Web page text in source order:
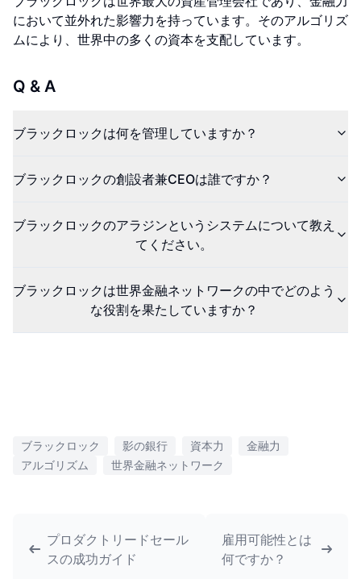
において並外れた影響力を持っています。そのアルゴリズ
ムにより、世界中の多くの資本を支配しています。
Q & A
ブラックロックは何を管理していますか？
ブラックロックの創設者兼CEOは誰ですか？
ブラックロックのアラジンというシステムについて教え
てください。
ブラックロックは世界金融ネットワークの中でどのよう
な役割を果たしていますか？
ブラックロック 影の銀行 資本力
金融力
アルゴリズム
世界金融ネットワーク
プロダクトリードセール
スの成功ガイド
雇用可能性とは
何ですか？